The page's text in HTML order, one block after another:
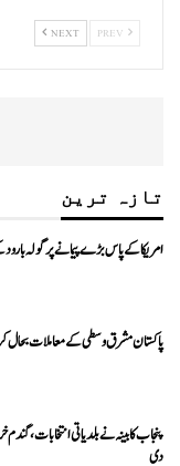
NEXT
تازہ ترین
امریکا کے پاس بڑے پیمانے پر گولہ
پاکستان مشرق وسطی کے معاملات بحال
پنجاب کابینہ نے بلدیاتی انتخابات،
دی